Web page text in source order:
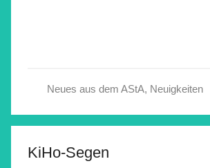
Neues aus dem AStA, Neuigkeiten
KiHo-Segen